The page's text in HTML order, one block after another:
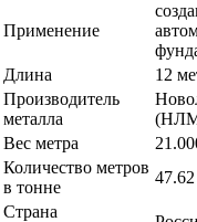
Применение
Длина
12
Производитель
металла
Вес метра
Количество метров
в тонне
47.62
Страна